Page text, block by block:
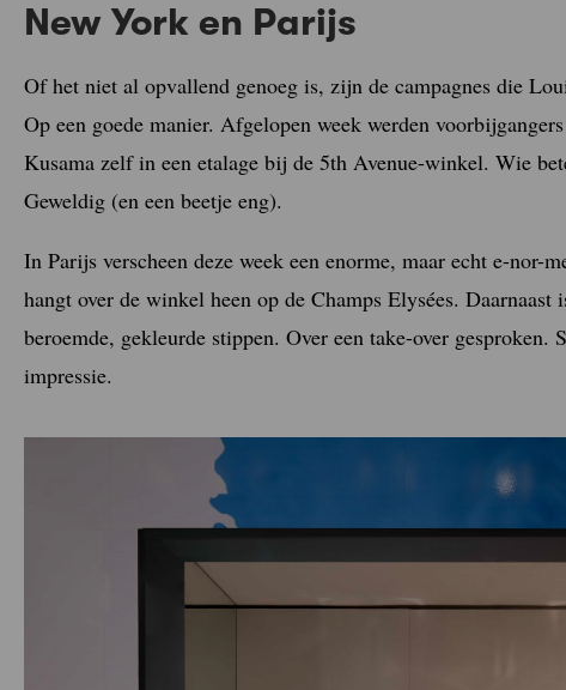
New York en Parijs
Of het niet al opvallend genoeg is, zijn de campagnes die
Op een goede manier. Afgelopen week werden
Kusama zelf in een etalage bij de 5th Avenue-winkel. Wie
Geweldig (en een beetje eng).
In Parijs verscheen deze week een enorme, maar echt e-nor-
hangt over de winkel heen op de Champs Elysées.
beroemde, gekleurde stippen. Over een take-over gesproken.
impressie.